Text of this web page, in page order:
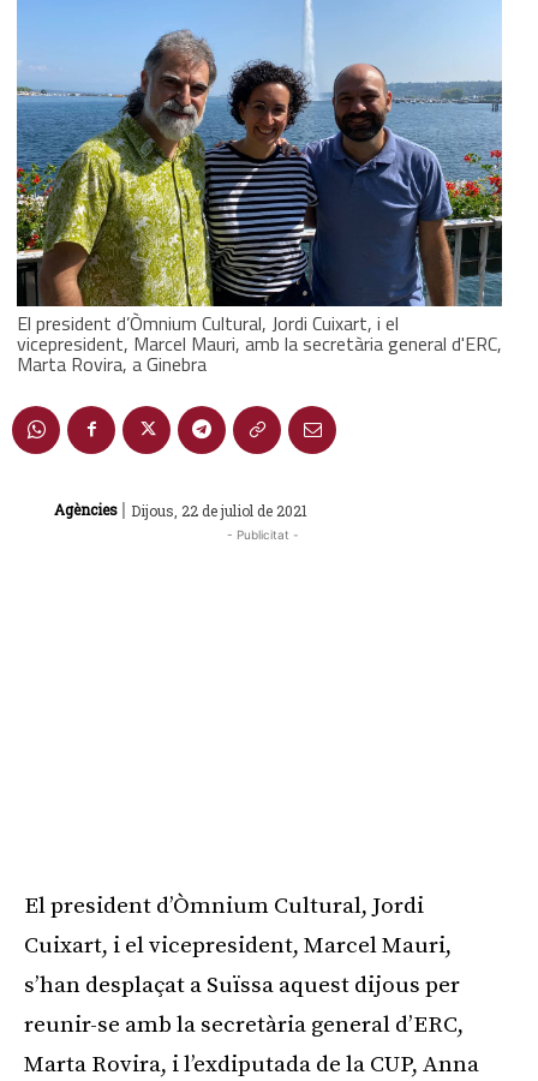
El president d’Òmnium Cultural, Jordi Cuixart, i el
vicepresident, Marcel Mauri, amb la secretària general d'ERC,
Marta Rovira, a Ginebra
Agències | Dijous, 22 de juliol de 2021
- Publicitat -
El president d’Òmnium Cultural, Jordi
Cuixart, i el vicepresident, Marcel Mauri,
s’han desplaçat a Suïssa aquest dijous per
reunir-se amb la secretària general d’ERC,
Marta Rovira, i l’exdiputada de la CUP, Anna